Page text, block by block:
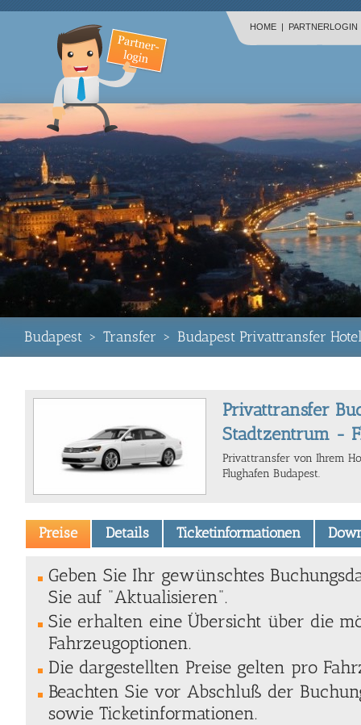
HOME | PARTNERLOGIN
Budapest > Transfer > Budapest Privattransfer
Privattransfer
Stadtzentrum -
Privattransfer von Ihrem
Flughafen Budapest.
Preise Details Ticketinformationen
Geben Sie Ihr gewünschtes
Sie auf "Aktualisieren".
Sie erhalten eine Übersicht über die
Fahrzeugoptionen.
Die dargestellten Preise gelten pro
Beachten Sie vor Abschluß der
sowie Ticketinformationen.